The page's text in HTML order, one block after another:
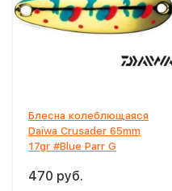
Блесна колеблющаяся
Daiwa Crusader 65mm
17gr #Blue Parr G
470 руб.